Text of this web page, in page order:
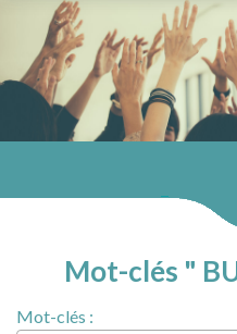
Mot-clés "
Mot-clés :